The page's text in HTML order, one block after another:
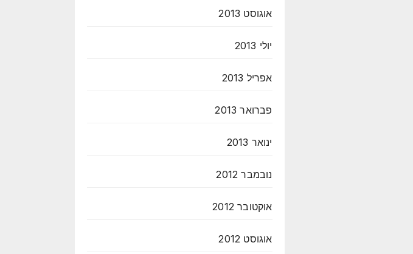
אוגוסט 2013
יולי 2013
אפריל 2013
פברואר 2013
ינואר 2013
נובמבר 2012
אוקטובר 2012
אוגוסט 2012